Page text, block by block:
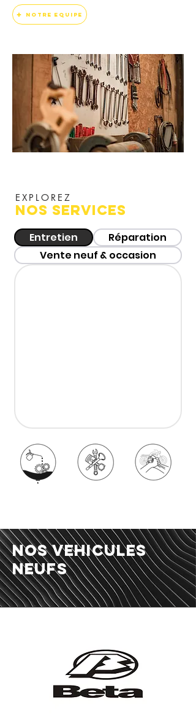
notre equipe
NOS SERVICES
EXPLOREZ
Entretien
Réparation
Vente neuf & occasion
nos vehicules
neufs